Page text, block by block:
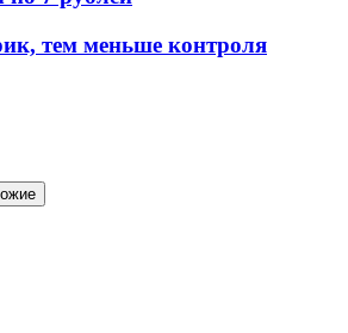
тем меньше контроля